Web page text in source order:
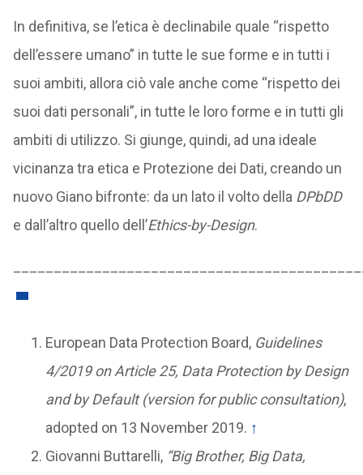
In definitiva, se l’etica è declinabile quale “rispetto
dell’essere umano” in tutte le sue forme e in tutti i
suoi ambiti, allora ciò vale anche come “rispetto dei
suoi dati personali”, in tutte le loro forme e in tutti gli
ambiti di utilizzo. Si giunge, quindi, ad una ideale
vicinanza tra etica e Protezione dei Dati, creando un
nuovo Giano bifronte: da un lato il volto della DPbDD
e dall’altro quello dell’Ethics-by-Design.
European Data Protection Board, Guidelines
4/2019 on Article 25, Data Protection by Design
and by Default (version for public consultation),
adopted on 13 November 2019. ↑
Giovanni Buttarelli, “Big Brother, Big Data,